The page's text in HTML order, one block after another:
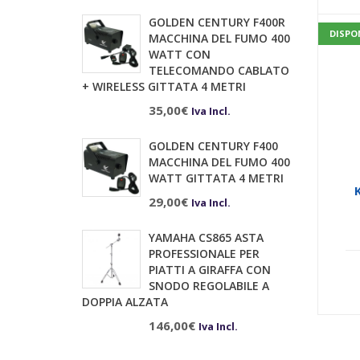
GOLDEN CENTURY F400R
MACCHINA DEL FUMO 400
WATT CON
TELECOMANDO CABLATO
+ WIRELESS GITTATA 4 METRI
35,00€ Iva Incl.
GOLDEN CENTURY F400
MACCHINA DEL FUMO 400
WATT GITTATA 4 METRI
29,00€ Iva Incl.
YAMAHA CS865 ASTA
PROFESSIONALE PER
PIATTI A GIRAFFA CON
SNODO REGOLABILE A
DOPPIA ALZATA
146,00€ Iva Incl.